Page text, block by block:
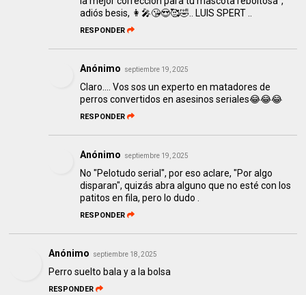
adiós besis, 👩‍🎤😘😍🥰🤣.. LUIS SPERT ..
RESPONDER
Anónimo septiembre 19, 2025
Claro…. Vos sos un experto en matadores de
perros convertidos en asesinos seriales😂😂😂
RESPONDER
Anónimo septiembre 19, 2025
No "Pelotudo serial", por eso aclare, "Por algo
disparan", quizás abra alguno que no esté con los
patitos en fila, pero lo dudo .
RESPONDER
Anónimo septiembre 18, 2025
Perro suelto bala y a la bolsa
RESPONDER